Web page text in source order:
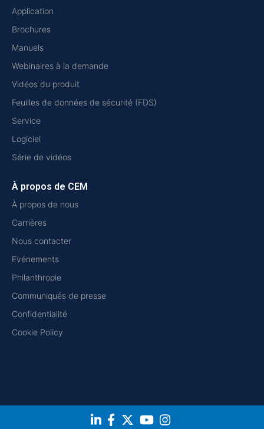
Application
Brochures
Manuels
Webinaires à la demande
Vidéos du produit
Feuilles de données de sécurité (FDS)
Service
Logiciel
Série de vidéos
À propos de CEM
À propos de nous
Carrières
Nous contacter
Evénements
Philanthropie
Communiqués de presse
Confidentialité
Cookie Policy